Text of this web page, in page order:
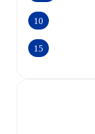
10
15